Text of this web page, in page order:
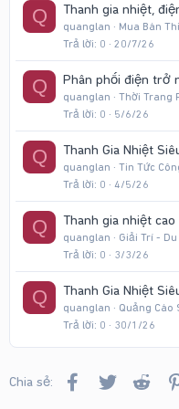
Q Thanh gia nhiệt,
quanglan
Mua Bán
Trả lời 0 20/7/26
Q Phân phối điện trở
quanglan
Thời Trang
Trả lời 0 5/6/26
Q Thanh Gia Nhiệt
quanglan
Tin Tức
Trả lời 0 4/5/26
Q Thanh gia nhiệt
quanglan
Giải Trí -
Trả lời 0 3/3/26
Q Thanh Gia Nhiệt
quanglan
Quảng Cáo
Trả lời 0 30/1/26
Chia sẻ: FacebookTwitter